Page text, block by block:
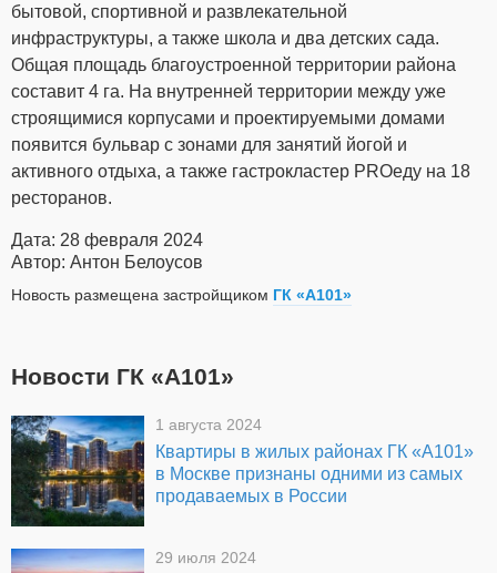
бытовой, спортивной и развлекательной
инфраструктуры, а также школа и два детских сада.
Общая площадь благоустроенной территории района
составит 4 га. На внутренней территории между уже
строящимися корпусами и проектируемыми домами
появится бульвар с зонами для занятий йогой и
активного отдыха, а также гастрокластер PROеду на 18
ресторанов.
Дата: 28 февраля 2024
Автор: Антон Белоусов
Новость размещена застройщиком ГК «А101»
Новости ГК «А101»
1 августа 2024
Квартиры в жилых районах ГК «А101»
в Москве признаны одними из самых
продаваемых в России
29 июля 2024